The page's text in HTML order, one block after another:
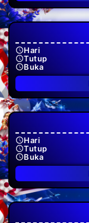
Hari
Tutup
Buka
Hari
Tutup
Buka